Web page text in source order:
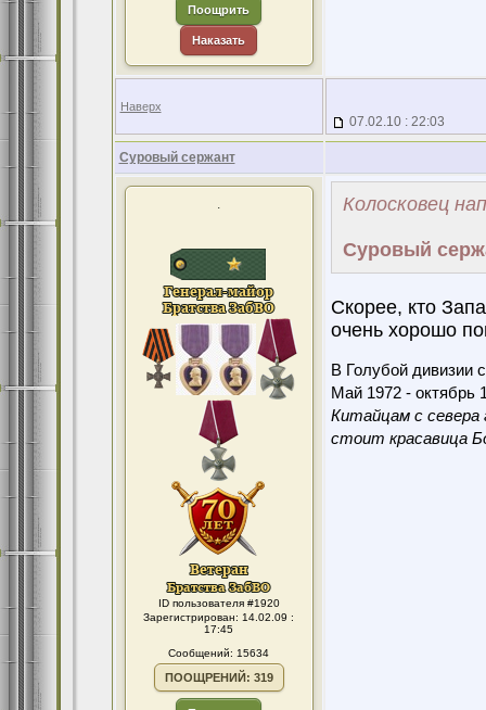
Поощрить
Наказать
Наверх
07.02.10 : 22:03
Суровый сержант
.
ID пользователя #1920
Зарегистрирован: 14.02.09 :
17:45
Сообщений: 15634
ПООЩРЕНИЙ: 319
Колосковец
Суровый
Скорее, кто
очень хорошо
В Голубой дивизии
Май 1972 - октябрь
Китайцам с севера
стоит красавица